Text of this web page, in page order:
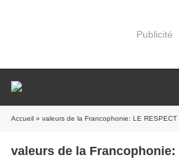
Publicité
Accueil » valeurs de la Francophonie: LE RESPECT
valeurs de la Francophonie: